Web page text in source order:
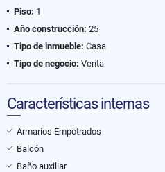
Piso: 1
Año construcción: 25
Tipo de inmueble: Casa
Tipo de negocio: Venta
Características internas
Armarios Empotrados
Balcón
Baño auxiliar